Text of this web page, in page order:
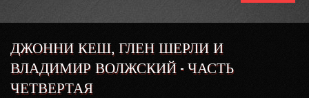
ДЖОННИ КЕШ, ГЛЕН ШЕРЛИ И
ВЛАДИМИР ВОЛЖСКИЙ - ЧАСТЬ
ЧЕТВЕРТАЯ